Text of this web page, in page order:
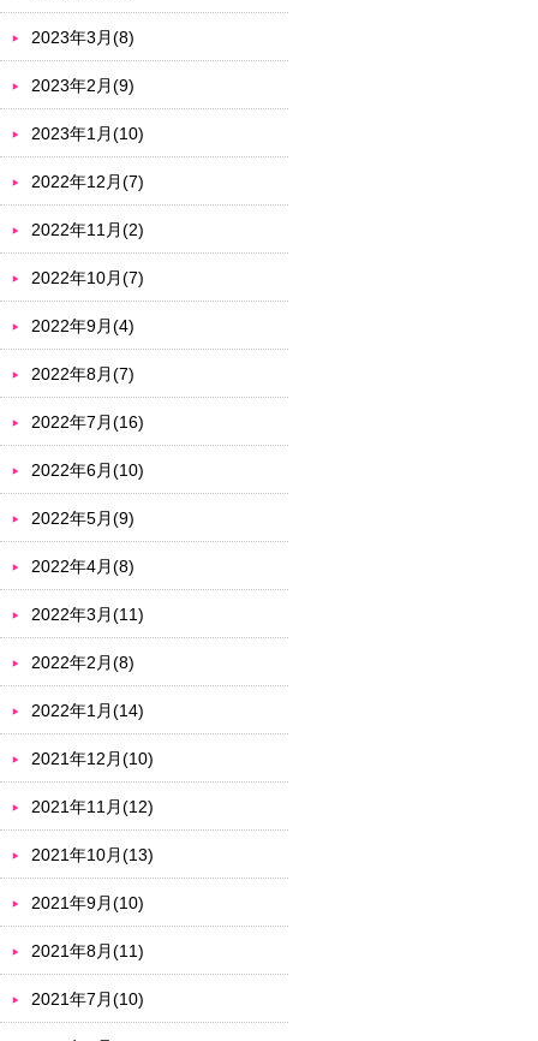
2023年3月(8)
2023年2月(9)
2023年1月(10)
2022年12月(7)
2022年11月(2)
2022年10月(7)
2022年9月(4)
2022年8月(7)
2022年7月(16)
2022年6月(10)
2022年5月(9)
2022年4月(8)
2022年3月(11)
2022年2月(8)
2022年1月(14)
2021年12月(10)
2021年11月(12)
2021年10月(13)
2021年9月(10)
2021年8月(11)
2021年7月(10)